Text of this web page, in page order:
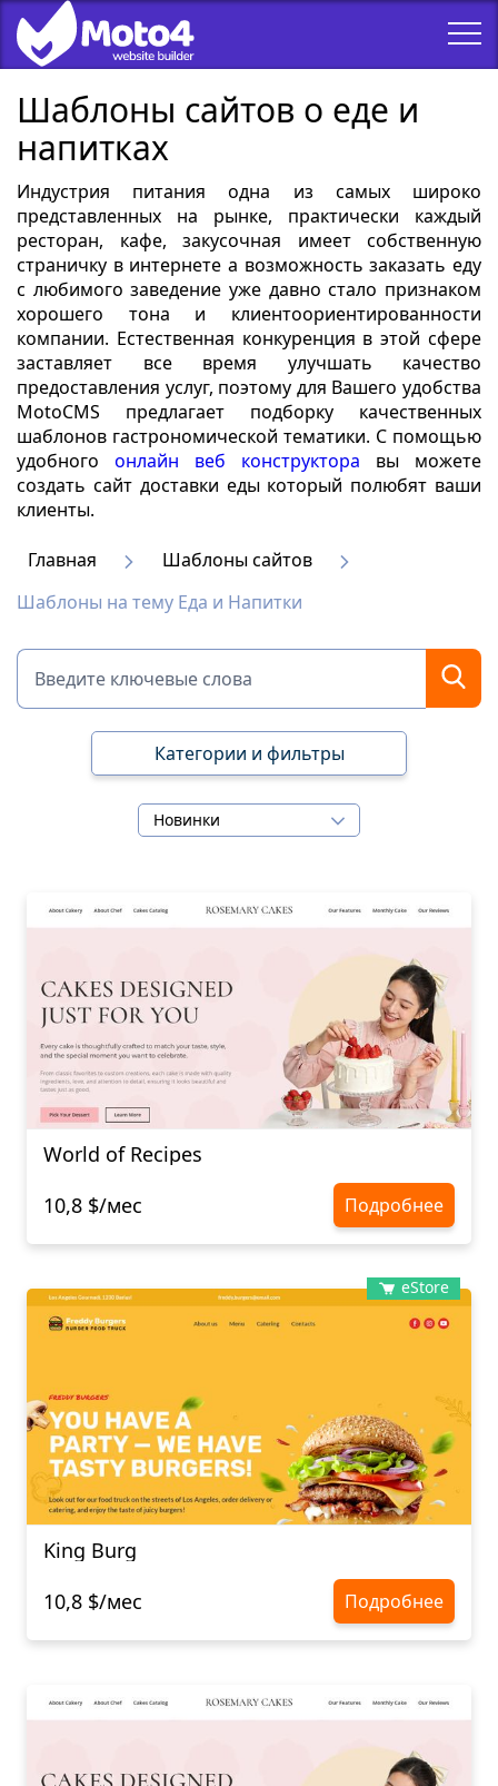
Шаблоны сайтов о еде и
напитках
Индустрия питания одна из самых широко
представленных на рынке, практически каждый
ресторан, кафе, закусочная имеет собственную
страничку в интернете а возможность заказать еду
с любимого заведение уже давно стало признаком
хорошего тона и клиентоориентированности
компании. Естественная конкуренция в этой сфере
заставляет все время улучшать качество
предоставления услуг, поэтому для Вашего удобства
MotoCMS предлагает подборку качественных
шаблонов гастрономической тематики. С помощью
удобного онлайн веб конструктора вы можете
создать сайт доставки еды который полюбят ваши
клиенты.
Главная
Шаблоны сайтов
Шаблоны на тему Еда и Напитки
Категории и фильтры
Новинки
World of Recipes
10,8 $/мес
Подробнее
eStore
King Burg
10,8 $/мес
Подробнее